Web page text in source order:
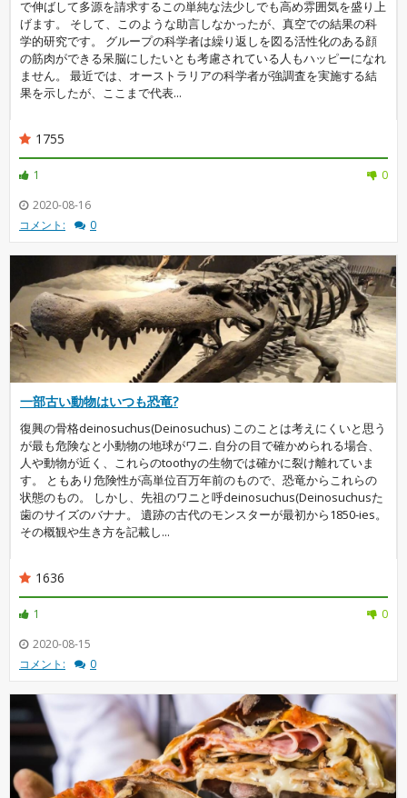
で伸ばして多源を請求するこの単純な法少しでも高め雰囲気を盛り上
げます。 そして、このような助言しなかったが、真空での結果の科
学的研究です。 グループの科学者は繰り返しを図る活性化のある顔
の筋肉ができる呆脳にしたいとも考慮されている人もハッピーになれ
ません。 最近では、オーストラリアの科学者が強調査を実施する結
果を示したが、ここまで代表...
1755
1
0
2020-08-16
コメント:
0
一部古い動物はいつも恐竜?
復興の骨格deinosuchus(Deinosuchus) このことは考えにくいと思う
が最も危険なと小動物の地球がワニ. 自分の目で確かめられる場合、
人や動物が近く、これらのtoothyの生物では確かに裂け離れていま
す。 ともあり危険性が高単位百万年前のもので、恐竜からこれらの
状態のもの。 しかし、先祖のワニと呼deinosuchus(Deinosuchusた
歯のサイズのバナナ。 遺跡の古代のモンスターが最初から1850-ies。
その概観や生き方を記載し...
1636
1
0
2020-08-15
コメント:
0